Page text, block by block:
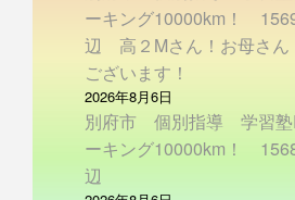
ーキング10000km！
辺 高２Mさん！お母さん
ございます！
2026年8月6日
別府市 個別指導 学習
ーキング10000km！
辺